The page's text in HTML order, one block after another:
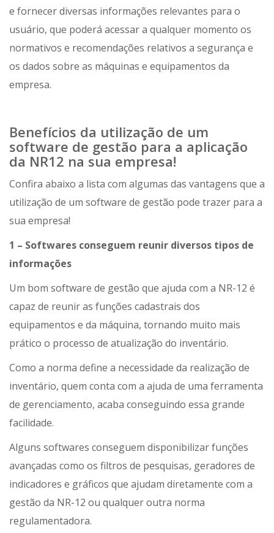
e fornecer diversas informações relevantes para o
usuário, que poderá acessar a qualquer momento os
normativos e recomendações relativos a segurança e
os dados sobre as máquinas e equipamentos da
empresa.
Benefícios da utilização de um
software de gestão para a aplicação
da NR12 na sua empresa!
Confira abaixo a lista com algumas das vantagens que a
utilização de um software de gestão pode trazer para a
sua empresa!
1 – Softwares conseguem reunir diversos tipos de
informações
Um bom software de gestão que ajuda com a NR-12 é
capaz de reunir as funções cadastrais dos
equipamentos e da máquina, tornando muito mais
prático o processo de atualização do inventário.
Como a norma define a necessidade da realização de
inventário, quem conta com a ajuda de uma ferramenta
de gerenciamento, acaba conseguindo essa grande
facilidade.
Alguns softwares conseguem disponibilizar funções
avançadas como os filtros de pesquisas, geradores de
indicadores e gráficos que ajudam diretamente com a
gestão da NR-12 ou qualquer outra norma
regulamentadora.